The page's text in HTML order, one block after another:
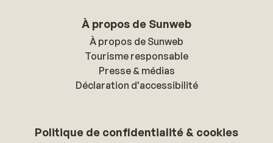
À propos de Sunweb
À propos de Sunweb
Tourisme responsable
Presse & médias
Déclaration d'accessibilité
Politique de confidentialité & cookies